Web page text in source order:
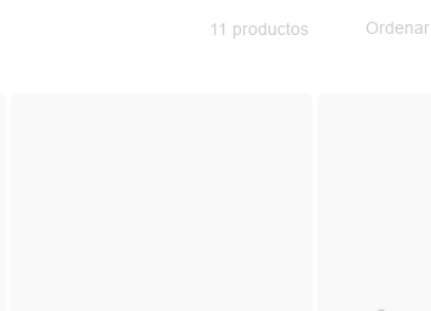
11 productos